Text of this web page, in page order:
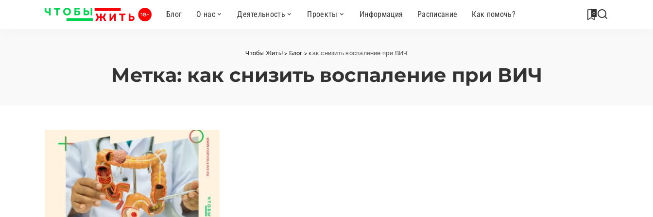
Блог О нас Деятельность Проекты Информация Расписание Как помочь? 0
Чтобы Жить! > Блог >как снизить воспаление при ВИЧ
Метка: как снизить воспаление при ВИЧ